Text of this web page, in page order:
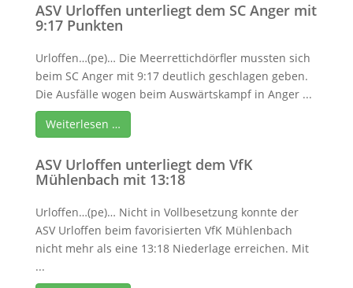
ASV Urloffen unterliegt dem SC Anger mit
9:17 Punkten
Urloffen…(pe)… Die Meerrettichdörfler mussten sich
beim SC Anger mit 9:17 deutlich geschlagen geben.
Die Ausfälle wogen beim Auswärtskampf in Anger ...
Weiterlesen …
ASV Urloffen unterliegt dem VfK
Mühlenbach mit 13:18
Urloffen…(pe)… Nicht in Vollbesetzung konnte der
ASV Urloffen beim favorisierten VfK Mühlenbach
nicht mehr als eine 13:18 Niederlage erreichen. Mit
...